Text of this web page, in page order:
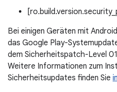
Bei einigen Geräten mit
das Google Play-
dem Sicherheitspatch-Level
Weitere Informationen zum
Sicherheitsupdates finden Sie